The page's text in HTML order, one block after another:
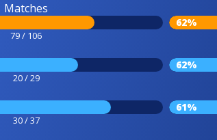
Matches
79 / 106
62%
20 / 29
62%
30 / 37
61%